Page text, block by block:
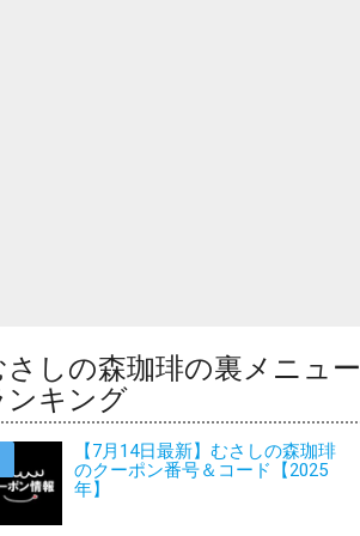
さしの森珈琲の裏メニュー
ンキング
【7月14日最新】むさしの森珈琲
のクーポン番号＆コード【2025
年】